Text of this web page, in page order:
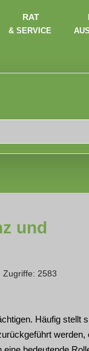
RAT
& SERVICE
und
Zugriffe: 2583
Häufig stellt
werden,